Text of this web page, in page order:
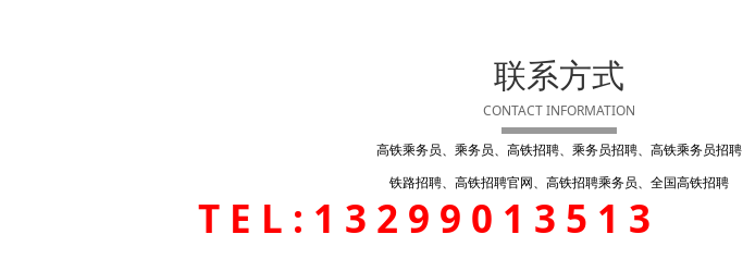
联系方式
CONTACT INFORMATION
高铁乘务员、乘务员、高铁招聘、乘务员招聘、高铁乘务员招聘
铁路招聘、高铁招聘官网、高铁招聘乘务员、全国高铁招聘
TEL:13299013513